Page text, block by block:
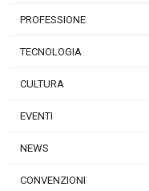
PROFESSIONE
TECNOLOGIA
CULTURA
EVENTI
NEWS
CONVENZIONI